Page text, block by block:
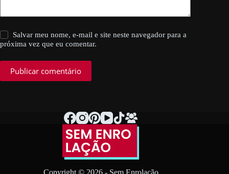
Salvar meu nome, e-mail e site neste navegador para a
próxima vez que eu comentar.
Publicar comentário
Copyright © 2026 - Sem Enrolação